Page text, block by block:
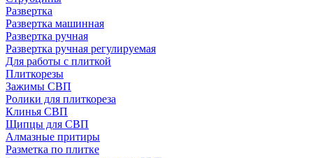
Развертка
Развертка машинная
Развертка ручная
Развертка ручная регулируемая
Для работы с плиткой
Плиткорезы
Зажимы СВП
Ролики для плиткореза
Клинья СВП
Щипцы для СВП
Алмазные притиры
Разметка по плитке